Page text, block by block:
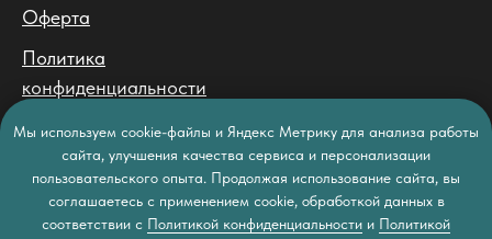
Оферта
Политика
конфиденциальности
Политика обработки
персональных данных
Мы используем cookie-файлы и Яндекс Метрику для анализа работы
сайта, улучшения качества сервиса и персонализации
пользовательского опыта. Продолжая использование сайта, вы
соглашаетесь с применением cookie, обработкой данных в
соответствии с Политикой конфиденциальности и Политикой